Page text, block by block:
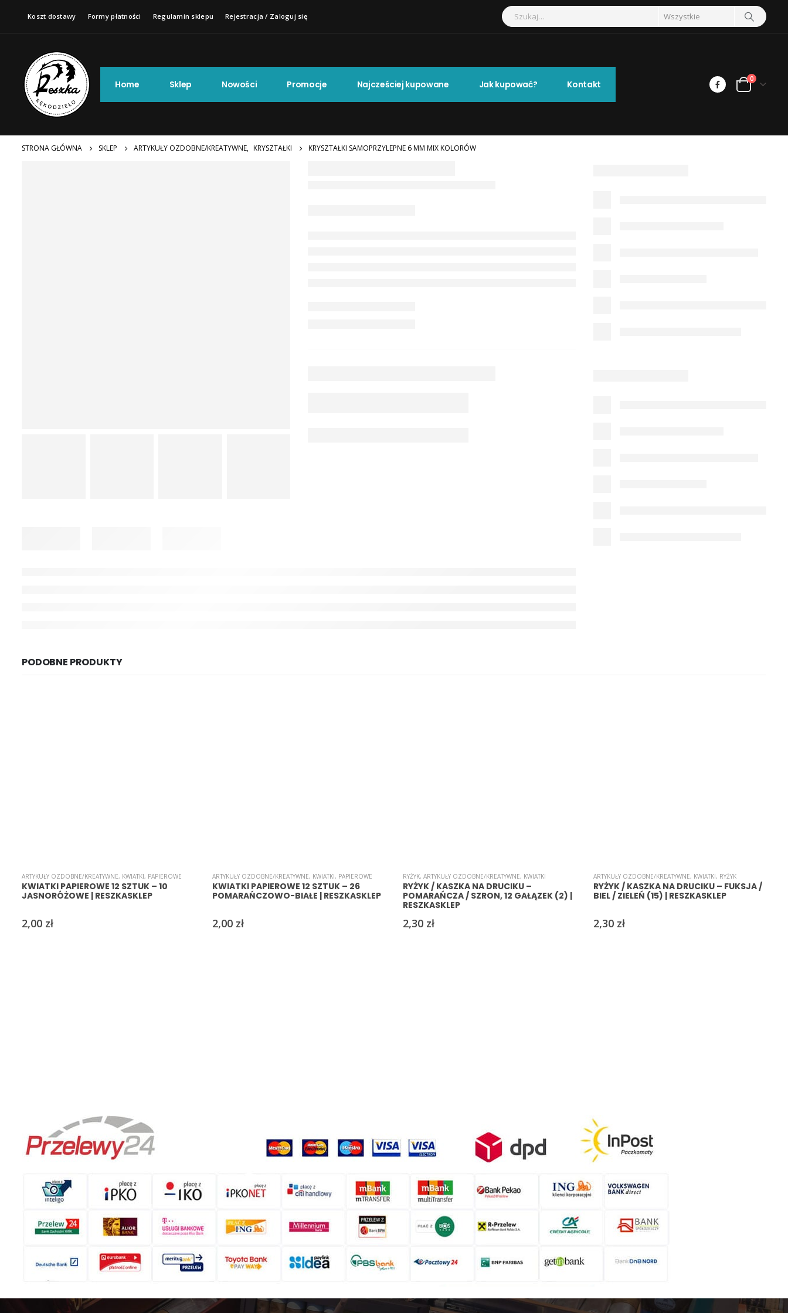
Koszt dostawy Formy płatności Regulamin sklepu Rejestracja / Zaloguj się
Home Sklep Nowości Promocje Najcześciej kupowane Jak kupować? Kontakt 0
STRONA GŁÓWNA SKLEP ARTYKUŁY OZDOBNE/KREATYWNE, KRYSZTAŁKI KRYSZTAŁKI SAMOPRZYLEPNE 6 MM MIX KOLORÓW
PODOBNE PRODUKTY
ARTYKUŁY OZDOBNE/KREATYWNE, KWIATKI, PAPIEROWE
KWIATKI PAPIEROWE 12 SZTUK – 10
JASNORÓŻOWE | RESZKASKLEP
2,00 zł
ARTYKUŁY OZDOBNE/KREATYWNE, KWIATKI, PAPIEROWE
KWIATKI PAPIEROWE 12 SZTUK – 26
POMARAŃCZOWO-BIAŁE | RESZKASKLEP
2,00 zł
RYŻYK, ARTYKUŁY OZDOBNE/KREATYWNE, KWIATKI
RYŻYK / KASZKA NA DRUCIKU –
POMARAŃCZA / SZRON, 12 GAŁĄZEK (2) |
RESZKASKLEP
2,30 zł
ARTYKUŁY OZDOBNE/KREATYWNE, KWIATKI, RYŻYK
RYŻYK / KASZKA NA DRUCIKU – FUKSJA /
BIEL / ZIELEŃ (15) | RESZKASKLEP
2,30 zł